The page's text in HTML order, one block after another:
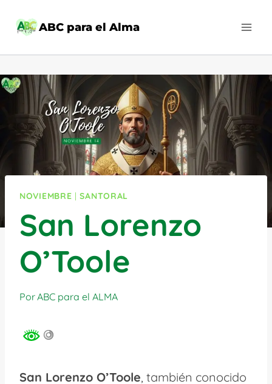
ABC para el Alma
NOVIEMBRE |SANTORAL
San Lorenzo
O’Toole
PorABC para el ALMA
San Lorenzo O’Toole, también conocido